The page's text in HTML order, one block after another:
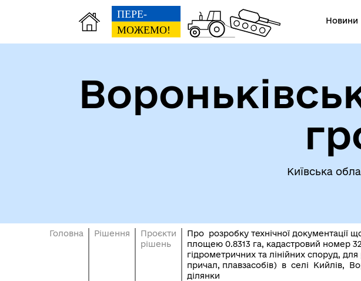
Новини
Київська
Головна Рішення
Проєкти
рішень
Про розробку технічної документації
площею 0.8313 га, кадастровий номер
гідрометричних та лінійних споруд,
причал, плавзасобів) в селі Кийлів,
ділянки